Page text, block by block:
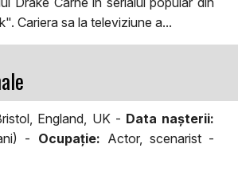
Cariera sa la televiziune a...
England, UK - Data naşterii:
- Ocupaţie: Actor, scenarist -